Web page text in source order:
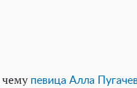
певица Алла